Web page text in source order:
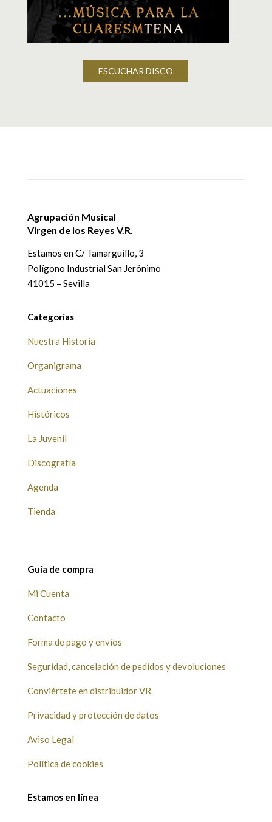
ESCUCHAR DISCO
Agrupación Musical
Virgen de los Reyes V.R.
Estamos enC/ Tamarguillo, 3
Polígono Industrial San Jerónimo
41015 – Sevilla
Categorías
Nuestra Historia
Organigrama
Actuaciones
Históricos
La Juvenil
Discografía
Agenda
Tienda
Guía de compra
Mi Cuenta
Contacto
Forma de pago y envíos
Seguridad, cancelación de pedidos y devoluciones
Conviértete en distribuidor VR
Privacidad y protección de datos
Aviso Legal
Política de cookies
Estamos en línea